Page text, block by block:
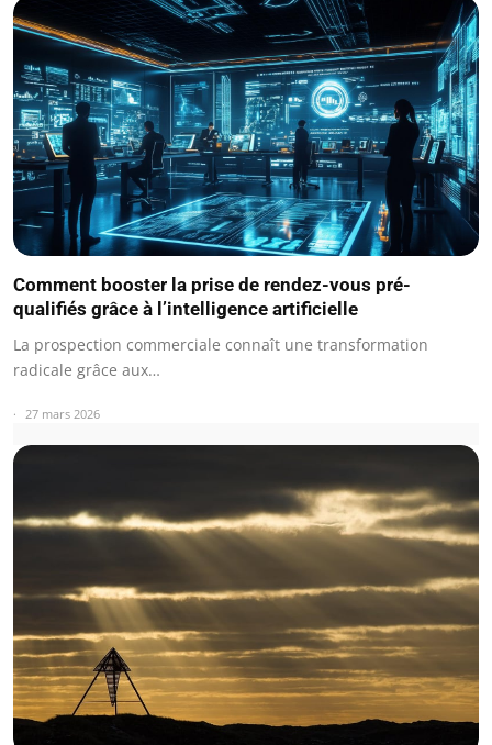
Comment booster la prise de rendez-vous pré-
qualifiés grâce à l’intelligence artificielle
La prospection commerciale connaît une transformation
radicale grâce aux…
27 mars 2026